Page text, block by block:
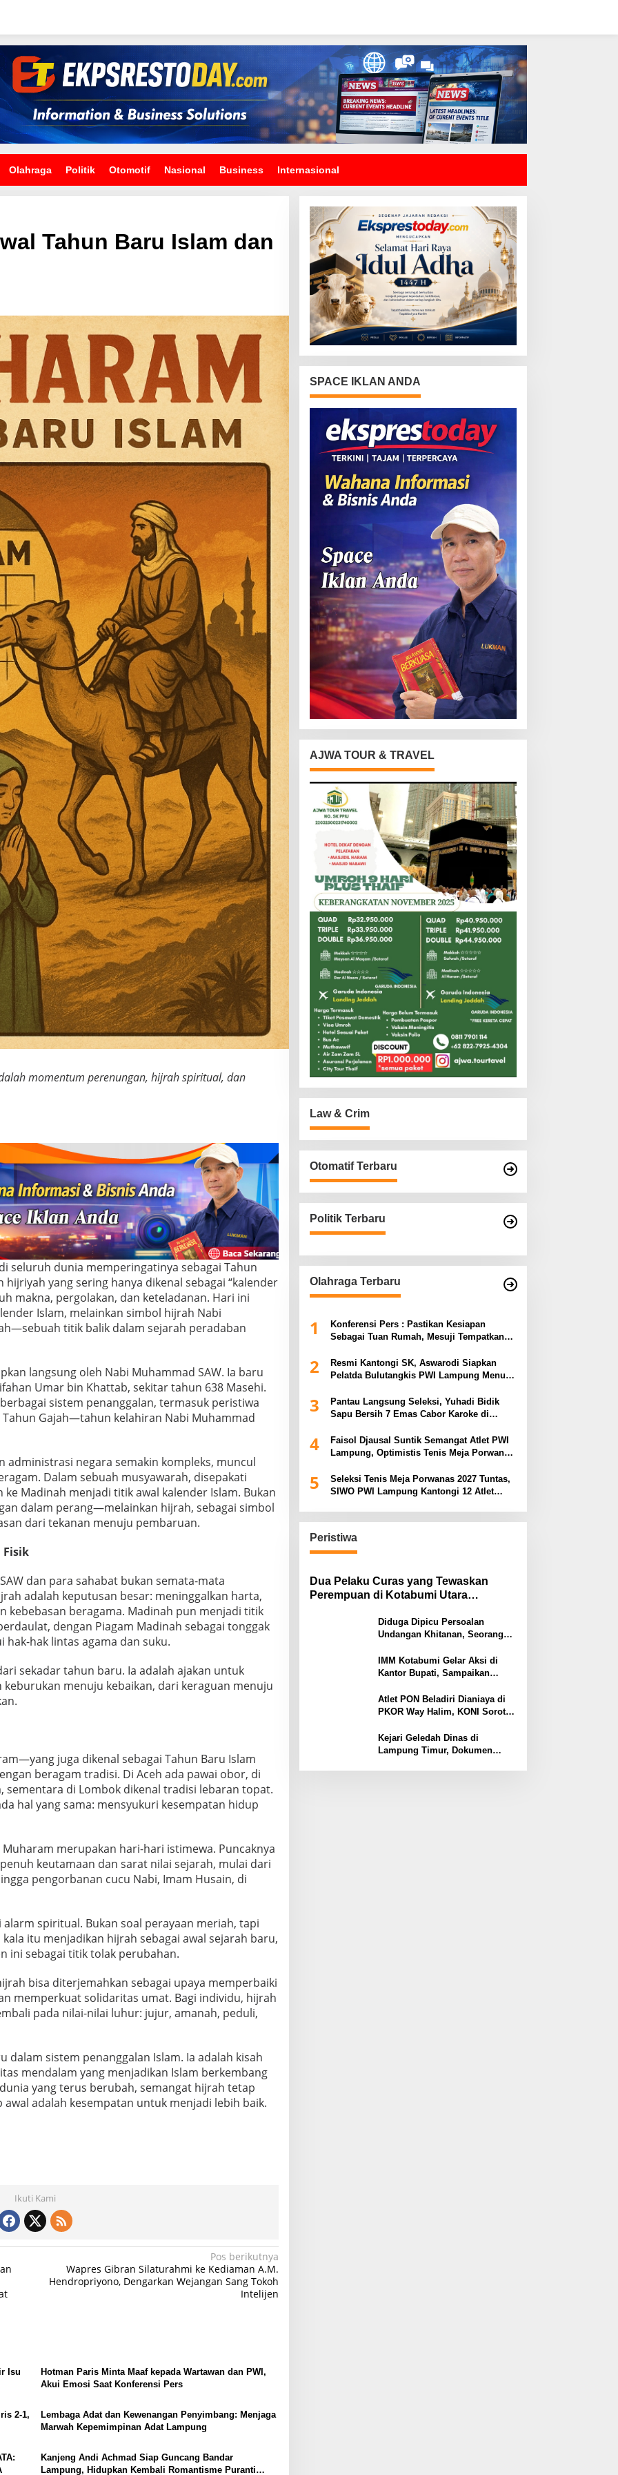
Olahraga Politik Otomotif Nasional Business Internasional
Tahun Baru Islam dan
momentum perenungan, hijrah spiritual, dan
seluruh dunia memperingatinya sebagai Tahun
yang sering hanya dikenal sebagai “kalender
makna, pergolakan, dan keteladanan. Hari ini
Islam, melainkan simbol hijrah Nabi
titik balik dalam sejarah peradaban
langsung oleh Nabi Muhammad SAW. Ia baru
Umar bin Khattab, sekitar tahun 638 Masehi.
sistem penanggalan, termasuk peristiwa
Gajah—tahun kelahiran Nabi Muhammad
administrasi negara semakin kompleks, muncul
Dalam sebuah musyawarah, disepakati
Madinah menjadi titik awal kalender Islam. Bukan
dalam perang—melainkan hijrah, sebagai simbol
dari tekanan menuju pembaruan.
Fisik
dan para sahabat bukan semata-mata
adalah keputusan besar: meninggalkan harta,
kebebasan beragama. Madinah pun menjadi titik
dengan Piagam Madinah sebagai tonggak
hak lintas agama dan suku.
sekadar tahun baru. Ia adalah ajakan untuk
menuju kebaikan, dari keraguan menuju
juga dikenal sebagai Tahun Baru Islam
beragam tradisi. Di Aceh ada pawai obor, di
sementara di Lombok dikenal tradisi lebaran topat.
hal yang sama: mensyukuri kesempatan hidup
merupakan hari-hari istimewa. Puncaknya
keutamaan dan sarat nilai sejarah, mulai dari
pengorbanan cucu Nabi, Imam Husain, di
spiritual. Bukan soal perayaan meriah, tapi
itu menjadikan hijrah sebagai awal sejarah baru,
ini sebagai titik tolak perubahan.
bisa diterjemahkan sebagai upaya memperbaiki
memperkuat solidaritas umat. Bagi individu, hijrah
pada nilai-nilai luhur: jujur, amanah, peduli,
dalam sistem penanggalan Islam. Ia adalah kisah
mendalam yang menjadikan Islam berkembang
yang terus berubah, semangat hijrah tetap
adalah kesempatan untuk menjadi lebih baik.
Ikuti Kami
Pos berikutnya
Wapres Gibran Silaturahmi ke Kediaman A.M.
Hendropriyono, Dengarkan Wejangan Sang Tokoh
Intelijen
Isu
Hotman Paris Minta Maaf kepada Wartawan dan PWI,
Akui Emosi Saat Konferensi Pers
2-1,
Lembaga Adat dan Kewenangan Penyimbang: Menjaga
Marwah Kepemimpinan Adat Lampung
Kanjeng Andi Achmad Siap Guncang Bandar
Lampung, Hidupkan Kembali Romantisme Puranti
SPACE IKLAN ANDA
AJWA TOUR & TRAVEL
Law & Crim
Otomatif Terbaru
Politik Terbaru
Olahraga Terbaru
1
Konferensi Pers : Pastikan Kesiapan
Sebagai Tuan Rumah, Mesuji Tempatkan
Piala Gubernur Lampung
2
Resmi Kantongi SK, Aswarodi Siapkan
Pelatda Bulutangkis PWI Lampung Menuju
3
Pantau Langsung Seleksi, Yuhadi Bidik
Sapu Bersih 7 Emas Cabor Karoke di
4
Faisol Djausal Suntik Semangat Atlet PWI
Lampung, Optimistis Tenis Meja Porwanas
5
Seleksi Tenis Meja Porwanas 2027 Tuntas,
SIWO PWI Lampung Kantongi 12 Atlet
Peristiwa
Dua Pelaku Curas yang Tewaskan
Perempuan di Kotabumi Utara
Diduga Dipicu Persoalan
Undangan Khitanan, Seorang
Tertembak
IMM Kotabumi Gelar Aksi di
Kantor Bupati, Sampaikan
Pemkab Lampung Utara
Atlet PON Beladiri Dianiaya di
PKOR Way Halim, KONI Soroti
Kawasan
Kejari Geledah Dinas di
Lampung Timur, Dokumen